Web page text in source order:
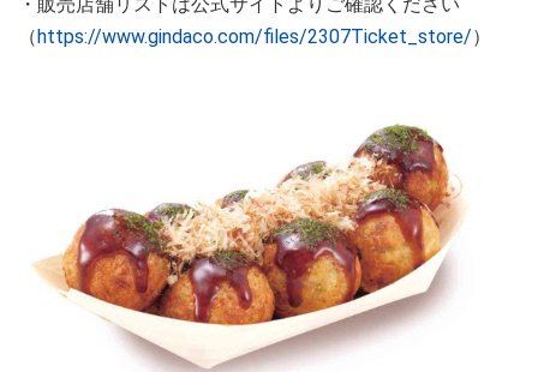
（ https://www.gindaco.com/files/2307Ticket_store/）